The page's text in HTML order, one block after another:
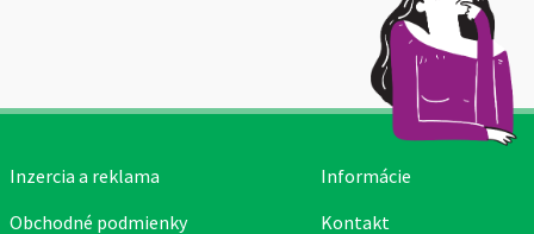
Inzercia a reklama
Obchodné podmienky
Informácie
Kontakt